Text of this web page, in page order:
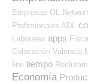
Empresas OL
Profesionales ADL
Laborales apps
Colocación Valencia
line tiempo
Economía